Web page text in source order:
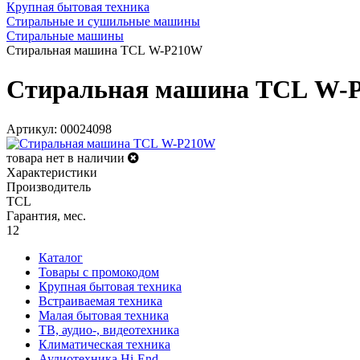
Крупная бытовая техника
Стиральные и сушильные машины
Стиральные машины
Стиральная машина TCL W-P210W
Стиральная машина TCL W-
Артикул: 00024098
товара нет в наличии
Характеристики
Производитель
TCL
Гарантия, мес.
12
Каталог
Товары с промокодом
Крупная бытовая техника
Встраиваемая техника
Малая бытовая техника
ТВ, аудио-, видеотехника
Климатическая техника